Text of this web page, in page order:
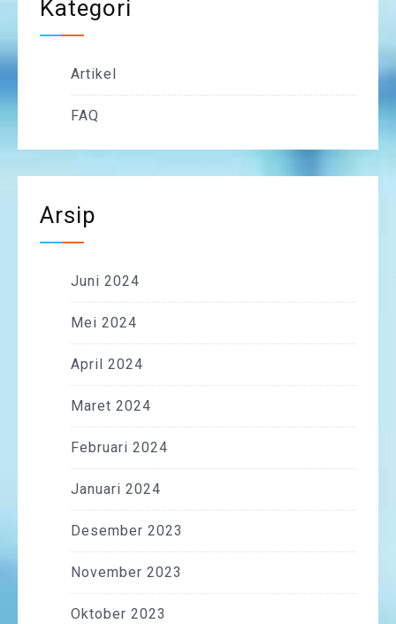
Kategori
Artikel
FAQ
Arsip
Juni 2024
Mei 2024
April 2024
Maret 2024
Februari 2024
Januari 2024
Desember 2023
November 2023
Oktober 2023